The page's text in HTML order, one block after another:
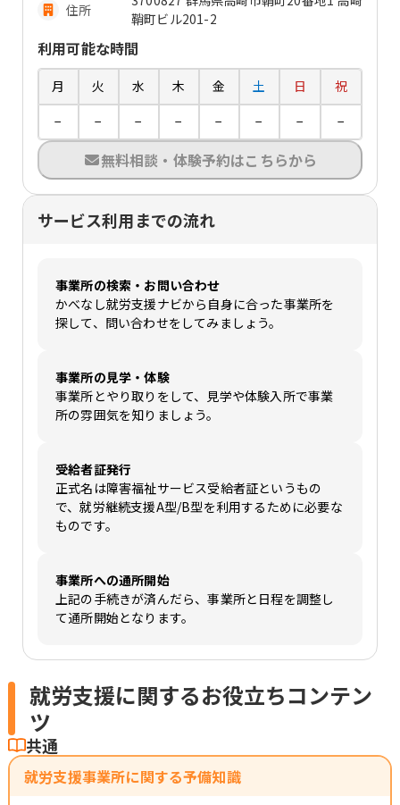
住所
鞘町ビル201-2
利用可能な時間
月 火 水 木 金 土 日
祝
−
− − − − − − −
無料相談・体験予約はこちらから
サービス利用までの流れ
事業所の検索・お問い合わせ
かべなし就労支援ナビから自身に合った事業所を
探して、問い合わせをしてみましょう。
事業所の見学・体験
事業所とやり取りをして、見学や体験入所で事業
所の雰囲気を知りましょう。
受給者証発行
正式名は障害福祉サービス受給者証というもの
で、就労継続支援A型/B型を利用するために必要な
ものです。
事業所への通所開始
上記の手続きが済んだら、事業所と日程を調整し
て通所開始となります。
就労支援に関するお役立ちコンテン
ツ
共通
就労支援事業所に関する予備知識